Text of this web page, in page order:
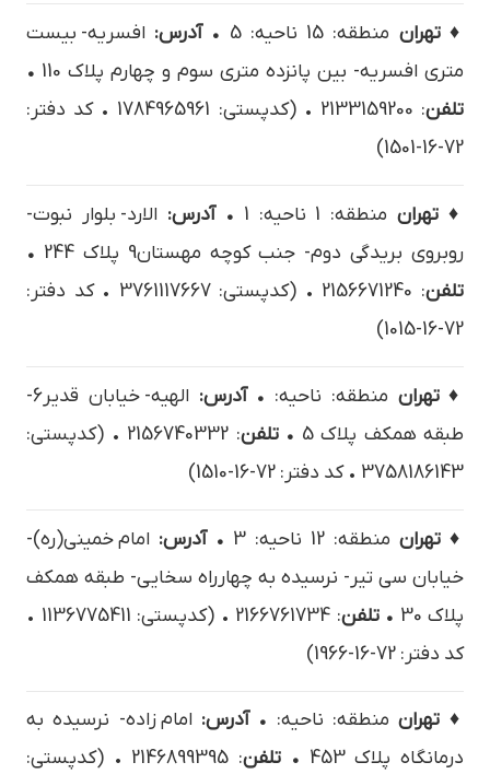
♦ تهران منطقه: 15 ناحیه: 5 • آدرس: افسريه- بيست
متري افسريه- بين پانزده متري سوم و چهارم پلاک 110
•
تلفن
: 2133159200 • (کدپستی: 1784965961 • کد دفتر:
72-16-1501)
♦ تهران منطقه: 1 ناحیه: 1 • آدرس: الارد- بلوار نبوت-
روبروی بریدگی دوم- جنب کوچه مهستان9 پلاک 244
•
تلفن
: 2156671240 • (کدپستی: 3761117667 • کد دفتر:
72-16-1015)
♦ تهران منطقه: ناحیه: • آدرس:
الهيه- خيابان قدير6-
طبقه همکف پلاک 5
• تلفن
: 2156740332 • (کدپستی:
3758186143 • کد دفتر: 72-16-1510)
♦ تهران منطقه: 12 ناحیه: 3 • آدرس: امام خميني(ره)-
خيابان سي تير- نرسيده به چهارراه سخايي- طبقه همکف
پلاک 30
• تلفن
: 2166761734 • (کدپستی: 1136775411 •
کد دفتر: 72-16-1966)
♦ تهران منطقه: ناحیه: • آدرس: امام زاده- نرسیده به
درمانگاه پلاک 453
• تلفن
: 2146899395 • (کدپستی: